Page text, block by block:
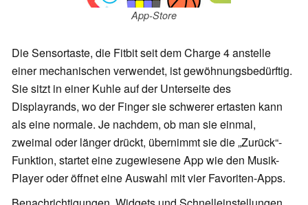
App-Store
Die Sensortaste, die Fitbit seit dem Charge 4 anstelle
einer mechanischen verwendet, ist gewöhnungsbedürftig.
Sie sitzt in einer Kuhle auf der Unterseite des
Displayrands, wo der Finger sie schwerer ertasten kann
als eine normale. Je nachdem, ob man sie einmal,
zweimal oder länger drückt, übernimmt sie die „Zurück“-
Funktion, startet eine zugewiesene App wie den Musik-
Player oder öffnet eine Auswahl mit vier Favoriten-Apps.